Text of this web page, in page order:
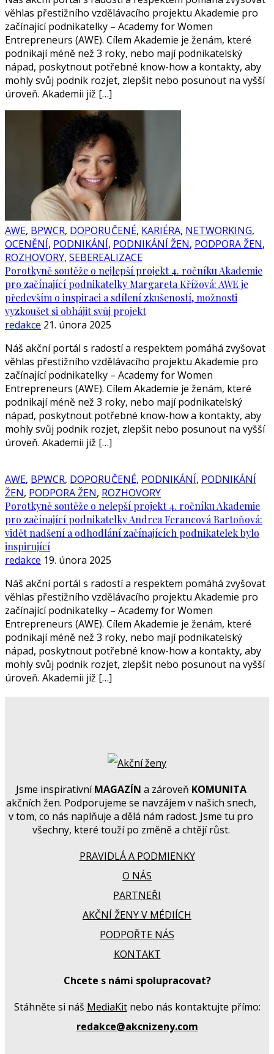
věhlas přestižního vzdělávacího projektu Akademie pro
začínající podnikatelky – Academy for Women
Entrepreneurs (AWE). Cílem Akademie je ženám, které
podnikají méně než 3 roky, nebo mají podnikatelský
nápad, poskytnout potřebné know-how a kontakty, aby
mohly svůj podnik rozjet, zlepšit nebo posunout na vyšší
úroveň. Akademii již […]
AWE, BPWCR, DOPORUČENÉ, KARIÉRA, NETWORKING,
OCENĚNÍ, PODNIKÁNÍ, PODNIKÁNÍ ŽEN, PODPORA ŽEN,
ROZHOVORY, SEBEREALIZACE
Porotkyně soutěže o nejlepší projekt 4. ročníku Akademie
pro začínající podnikatelky Margareta Křížová: AWE je
především o inspiraci a sdílení zkušeností, možnosti
vyzkoušet si obhájit svůj projekt
redakce 21. února 2025
Náš akční portál s radostí a respektem pomáhá zvyšovat
věhlas přestižního vzdělávacího projektu Akademie pro
začínající podnikatelky – Academy for Women
Entrepreneurs (AWE). Cílem Akademie je ženám, které
podnikají méně než 3 roky, nebo mají podnikatelský
nápad, poskytnout potřebné know-how a kontakty, aby
mohly svůj podnik rozjet, zlepšit nebo posunout na vyšší
úroveň. Akademii již […]
AWE, BPWCR, DOPORUČENÉ, PODNIKÁNÍ, PODNIKÁNÍ
ŽEN, PODPORA ŽEN, ROZHOVORY
Porotkyně soutěže o nelepší projekt 4. ročníku Akademie
pro začínající podnikatelky Andrea Ferancová Bartoňová:
vidět nadšení a odhodlání začínajících podnikatelek bylo
inspirující
redakce 19. února 2025
Náš akční portál s radostí a respektem pomáhá zvyšovat
věhlas přestižního vzdělávacího projektu Akademie pro
začínající podnikatelky – Academy for Women
Entrepreneurs (AWE). Cílem Akademie je ženám, které
podnikají méně než 3 roky, nebo mají podnikatelský
nápad, poskytnout potřebné know-how a kontakty, aby
mohly svůj podnik rozjet, zlepšit nebo posunout na vyšší
úroveň. Akademii již […]
Jsme inspirativníMAGAZÍN a zároveň KOMUNITA
akčních žen. Podporujeme se navzájem v našich snech,
v tom, co nás naplňuje a dělá nám radost. Jsme tu pro
všechny, které touží po změně a chtějí růst.
PRAVIDLÁ A PODMIENKY
O NÁS
PARTNEŘI
AKČNÍ ŽENY V MÉDIÍCH
PODPOŘTE NÁS
KONTAKT
Chcete s námi spolupracovat?
Stáhněte si náš MediaKitnebo nás kontaktujte přímo:
redakce@akcnizeny.com